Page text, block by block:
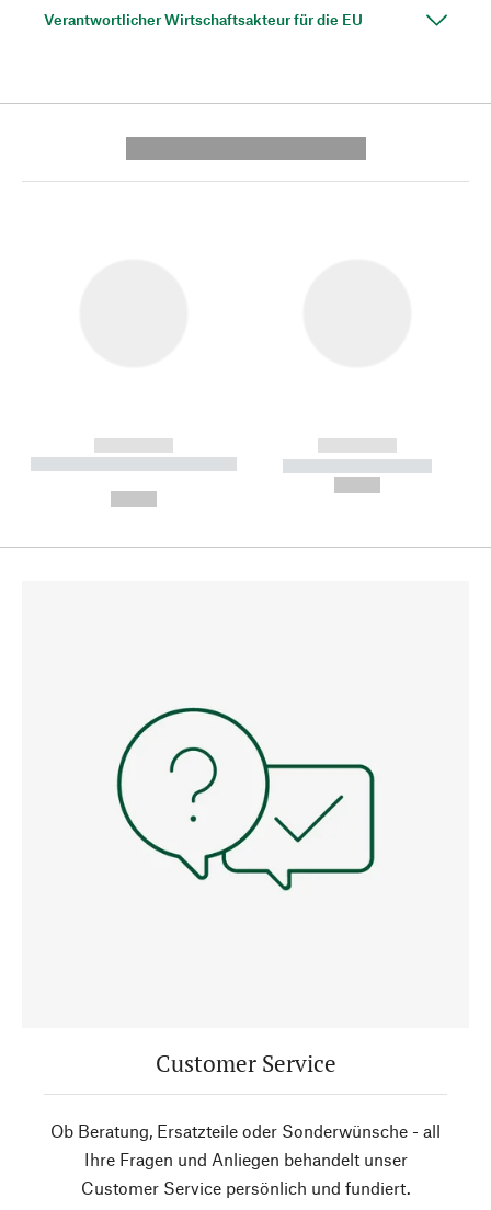
Verantwortlicher Wirtschaftsakteur für die EU
------------
----------- ----------- --------
------------
----------- -----------
Customer Service
Ob Beratung, Ersatzteile oder Sonderwünsche - all
Ihre Fragen und Anliegen behandelt unser
Customer Service persönlich und fundiert.